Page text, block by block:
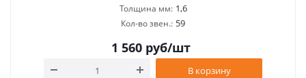
Толщина мм: 1,6
Кол-во звен.: 59
1 560руб/шт
В корзину